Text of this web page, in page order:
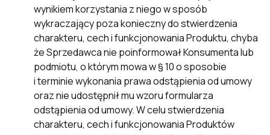
wynikiem korzystania z niego w sposób
wykraczający poza konieczny do stwierdzenia
charakteru, cech i funkcjonowania Produktu, chyba
że Sprzedawca nie poinformował Konsumenta lub
podmiotu, o którym mowa w § 10 o sposobie
i terminie wykonania prawa odstąpienia od umowy
oraz nie udostępnił mu wzoru formularza
odstąpienia od umowy. W celu stwierdzenia
charakteru, cech i funkcjonowania Produktów